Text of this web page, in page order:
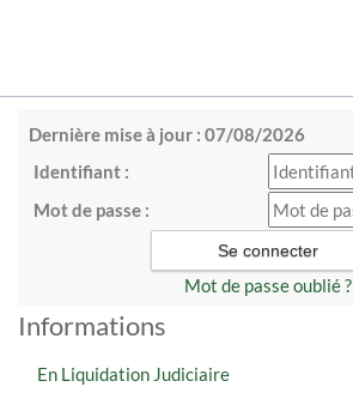
Dernière mise à jour : 07/08/2026
Identifiant :
Mot de passe :
Mot de passe oublié ?
Informations
En Liquidation Judiciaire